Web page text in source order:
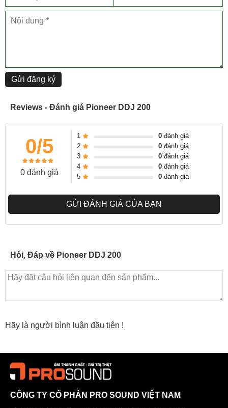
ver2.0 ) cho Iphone , bạn sẽ học cách nắm bắt được bộ điều khiển
và tự tin xây dựng kĩ năng DJ của mình . Phần mềm WeDj hiện
Với hơn 25 năm, Pioneer đã sản xuất các thiết bị DJ, phần mềm,
tất cả mọi người sử dụng từ “Bedroom DJ” tới các siêu sao hàng
kiến thức âm nhạc hay kỹ thuật của họ để tạo ra bước nhảy vọt
có sở thích , bộ điều khiển DJ thông minh tương thích với nhiều
ứng dụng âm nhạc khác nhau và cung cấp quyền truy cập vào các
tính năng làm sáng tỏ nhiều khía cạnh của nghề. Bạn có thể sử
Gửi đăng ký
Reviews - Đánh giá Pioneer DDJ 200
0/5
0 đánh giá
1 0đánh giá
2
0đánh giá
3
0đánh giá
4
0đánh giá
5
0đánh giá
GỬI ĐÁNH GIÁ CỦA BẠN
Hỏi, Đáp về Pioneer DDJ 200
Hãy là người bình luận đầu tiên !
CÔNG TY CỔ PHẦN PRO SOUND VIỆT NAM